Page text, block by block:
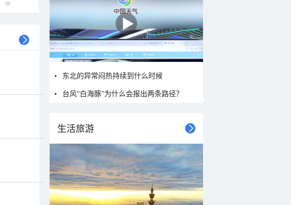
50
东北的异常闷热持续到什么时候
台风“白海豚”为什么会报出两条路径？
生活旅游